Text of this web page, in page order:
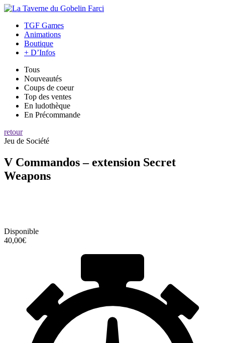
TGF Games
Animations
Boutique
+ D’Infos
Tous
Nouveautés
Coups de coeur
Top des ventes
En ludothèque
En Précommande
retour
Jeu de Société
V Commandos – extension Secret
Weapons
Disponible
40,00€